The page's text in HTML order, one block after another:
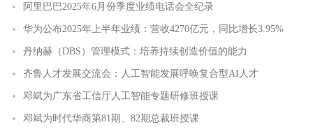
阿里巴巴2025年6月份季度业绩电话会全纪录
华为公布2025年上半年业绩：营收4270亿元，同比增长3.95%
丹纳赫（DBS）管理模式：培养持续创造价值的能力
齐鲁人才发展交流会：人工智能发展呼唤复合型AI人才
邓斌为广东省工信厅人工智能专题研修班授课
邓斌为时代华商第81期、82期总裁班授课